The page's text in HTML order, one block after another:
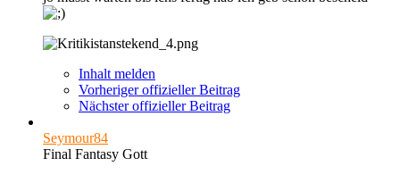
Inhalt melden
Vorheriger offizieller Beitrag
Nächster offizieller Beitrag
Seymour84
Final Fantasy Gott